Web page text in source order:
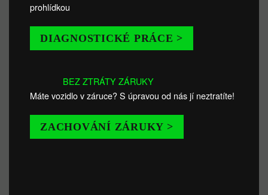
prohlídkou
DIAGNOSTICKÉ PRÁCE >
BEZ ZTRÁTY ZÁRUKY
Máte vozidlo v záruce? S úpravou od nás jí neztratíte!
ZACHOVÁNÍ ZÁRUKY >